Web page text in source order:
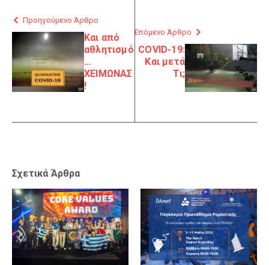
Προηγούμενο Άρθρο
Και από
αθλητισμό
…
ΧΕΙΜΩΝΑΣ
!
Επόμενο Άρθρο
COVID-19:
Και μετά
Τι;
Σχετικά Άρθρα